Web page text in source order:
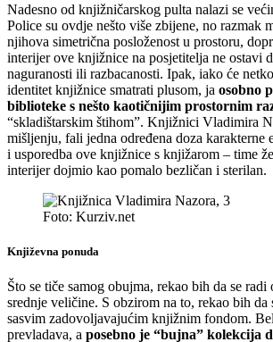
Nadesno od knjižničarskog pulta nalazi se
Police su ovdje nešto više zbijene, no razmak
njihova simetrična posloženost u prostoru,
interijer ove knjižnice na posjetitelja ne ostavi
naguranosti ili razbacanosti. Ipak, iako će
identitet knjižnice smatrati plusom, ja osobno
biblioteke s nešto kaotičnijim prostornim
“skladištarskim štihom”. Knjižnici Vladimira
mišljenju, fali jedna određena doza karakterne
i usporedba ove knjižnice s knjižarom – time
interijer dojmio kao pomalo bezličan i sterilan.
Foto: Kurziv.net
Književna ponuda
Što se tiče samog obujma, rekao bih da se
srednje veličine. S obzirom na to, rekao bih da
sasvim zadovoljavajućim knjižnim fondom.
prevladava, a posebno je “bujna” kolekcija